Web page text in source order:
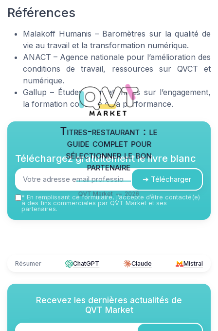
Références
Malakoff Humanis – Baromètres sur la qualité de
vie au travail et la transformation numérique.
ANACT – Agence nationale pour l’amélioration des
conditions de travail, ressources sur QVCT et
numérique.
Gallup – Études internationales sur l’engagement,
la formation continue et la performance.
Titres-restaurant : le
guide complet pour
sélectionner le bon
partenaire
QVT Market — 2026
Téléchargez gratuitement le livre blanc
➔ Télécharger
* En remplissant ce formulaire, j’accepte d’être contacté(e)
à des fins commerciales par QVT Market et ses
partenaires.
Résumer ChatGPT Claude Mistral
Recevez les dernières actualités de
QVT Market